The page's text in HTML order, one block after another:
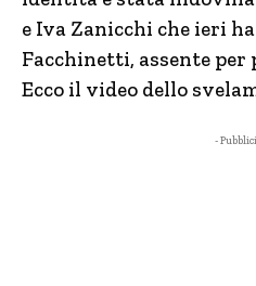
e Iva Zanicchi che ieri
Facchinetti, assente
Ecco il video dello
-